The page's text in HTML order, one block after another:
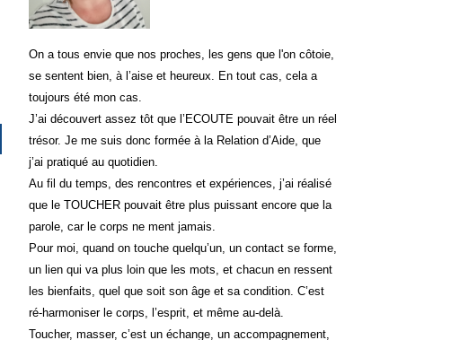
On a tous envie que nos proches, les gens que l'on côtoie,
se sentent bien, à l’aise et heureux. En tout cas, cela a
toujours été mon cas.
J’ai découvert assez tôt que l’ECOUTE pouvait être un réel
trésor. Je me suis donc formée à la Relation d’Aide, que
j’ai pratiqué au quotidien.
Au fil du temps, des rencontres et expériences, j’ai réalisé
que le TOUCHER pouvait être plus puissant encore que la
parole, car le corps ne ment jamais.
Pour moi, quand on touche quelqu’un, un contact se forme,
un lien qui va plus loin que les mots, et chacun en ressent
les bienfaits, quel que soit son âge et sa condition. C’est
ré-harmoniser le corps, l’esprit, et même au-delà.
Toucher, masser, c’est un échange, un accompagnement,